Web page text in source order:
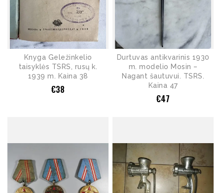
Knyga Geležinkelio
taisyklės TSRS, rusų k.
1939 m. Kaina 38
€38
Durtuvas antikvarinis 1930
m. modelio Mosin –
Nagant šautuvui. TSRS.
Kaina 47
€47